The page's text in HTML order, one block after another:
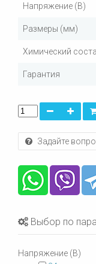
Напряжение (В)
Размеры (мм)
Химический
Гарантия
Задайте
Выбор по
Напряжение (В)